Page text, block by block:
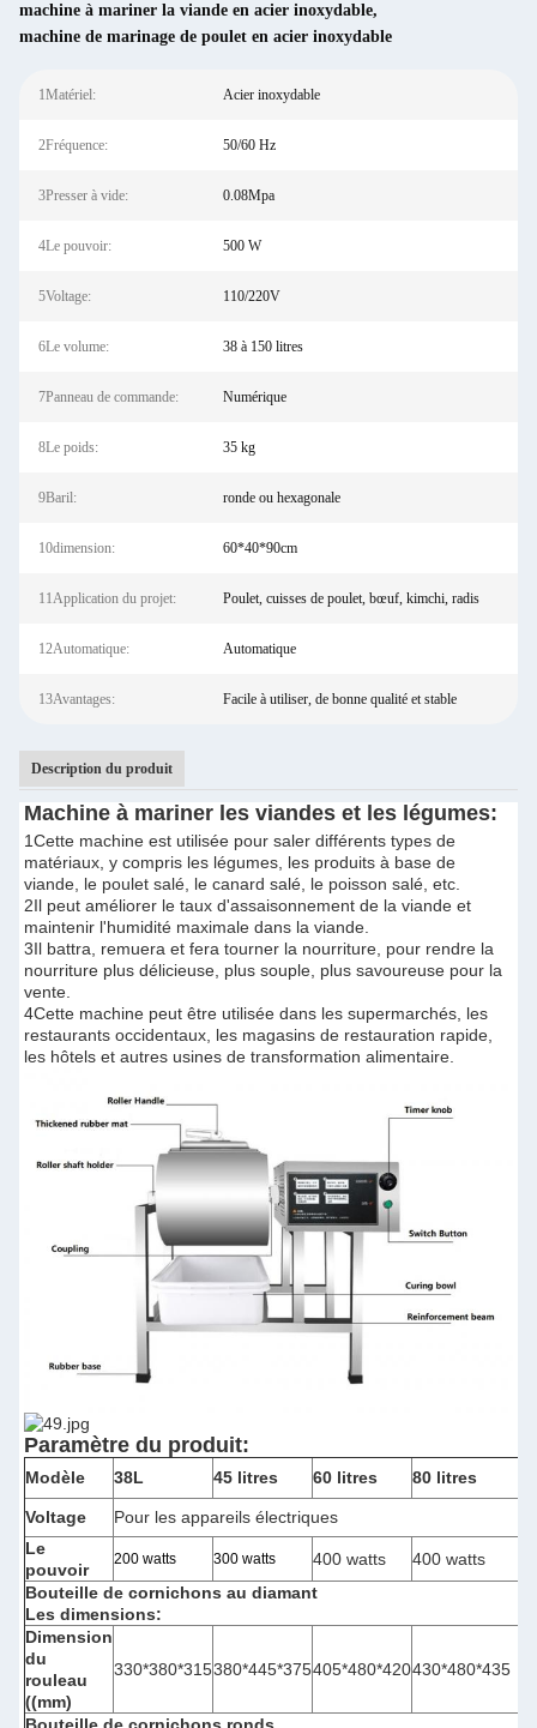
machine à mariner la viande en acier inoxydable,
machine de marinage de poulet en acier inoxydable
1Matériel: Acier inoxydable
2Fréquence: 50/60 Hz
3Presser à vide: 0.08Mpa
4Le pouvoir: 500 W
5Voltage: 110/220V
6Le volume: 38 à 150 litres
7Panneau de commande: Numérique
8Le poids: 35 kg
9Baril: ronde ou hexagonale
10dimension: 60*40*90cm
11Application du projet: Poulet, cuisses de poulet, bœuf, kimchi, radis
12Automatique: Automatique
13Avantages: Facile à utiliser, de bonne qualité et stable
Description du produit
Machine à mariner les viandes et les légumes:
1Cette machine est utilisée pour saler différents types de
matériaux, y compris les légumes, les produits à base de
viande, le poulet salé, le canard salé, le poisson salé, etc.
2Il peut améliorer le taux d'assaisonnement de la viande et
maintenir l'humidité maximale dans la viande.
3Il battra, remuera et fera tourner la nourriture, pour rendre la
nourriture plus délicieuse, plus souple, plus savoureuse pour la
vente.
4Cette machine peut être utilisée dans les supermarchés, les
restaurants occidentaux, les magasins de restauration rapide,
les hôtels et autres usines de transformation alimentaire.
Paramètre du produit:
Modèle 38L 45 litres 60 litres 80 litres
Voltage
Pour les appareils électriques
Le
pouvoir
200 watts 300 watts 400 watts
400 watts
Bouteille de cornichons au diamant
Les dimensions:
Dimension
du
rouleau
((mm)
330*380*315380*445*375405*480*420430*480*435